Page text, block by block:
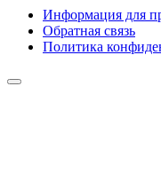
Информация для
Обратная связь
Политика